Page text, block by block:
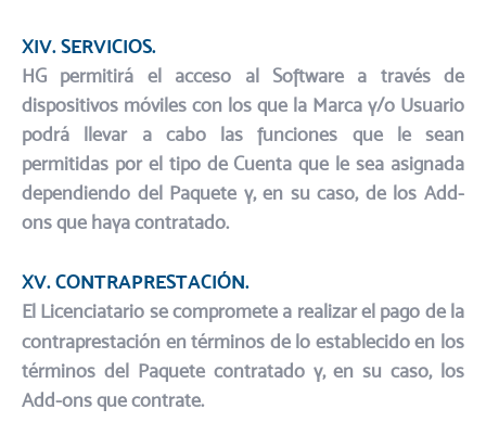
XIV. SERVICIOS.​
HG permitirá el acceso al Software a través de
dispositivos móviles con los que la Marca y/o Usuario
podrá llevar a cabo las funciones que le sean
permitidas por el tipo de Cuenta que le sea asignada
dependiendo del Paquete y, en su caso, de los Add-
ons que haya contratado.
XV. CONTRAPRESTACIÓN.​
El Licenciatario se compromete a realizar el pago de la
contraprestación en términos de lo establecido en los
términos del Paquete contratado y, en su caso, los
Add-ons que contrate.​